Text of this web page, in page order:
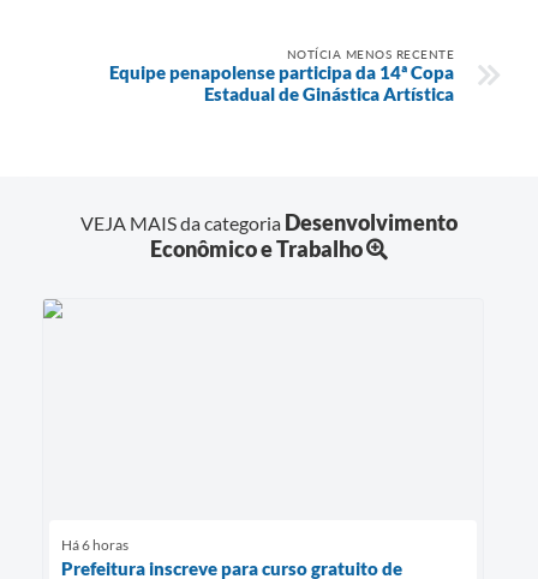
NOTÍCIA MENOS RECENTE
Equipe penapolense participa da 14ª Copa
Estadual de Ginástica Artística
VEJA MAIS da categoria Desenvolvimento
Econômico e Trabalho
Há 6 horas
Prefeitura inscreve para curso gratuito de